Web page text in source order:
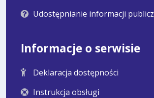
Udostępnianie informacji
Informacje o serwisie
Deklaracja dostępności
Instrukcja obsługi